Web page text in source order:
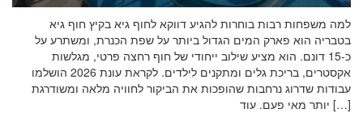
למה משפחות רבות בוחרות להגיע דווקא לחוף גיא בקיץ חוף גיא
בטבריה הוא פארק המים הגדול ביותר על שפת הכנרת, ומשתרע על
כ-15 דונם. הוא מציע שילוב ייחודי של חוף רחצה פרטי, מגלשות
אקסטרים, בריכת גלים ומתקנים לילדים. לקראת עונת 2026 הושלמו
עבודות שדרוג נרחבות שהופכות את הביקור לחוויה מלאה ומשודרגת
יותר מאי פעם. עוד […]